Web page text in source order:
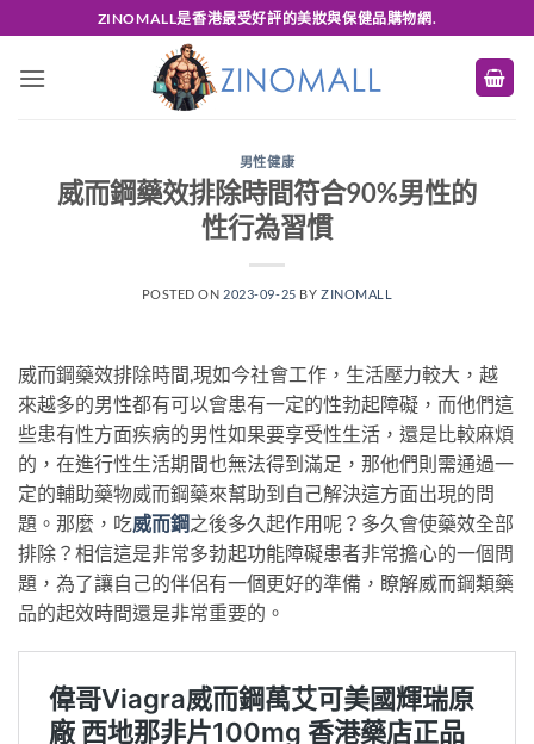
to
content
ZINOMALL是香港最受好評的美妝與保健品購物網.
男性健康
威而鋼藥效排除時間符合90%男性的
性行為習慣
POSTED ON 2023-09-25 BY ZINOMALL
威而鋼藥效排除時間,現如今社會工作，生活壓力較大，越
來越多的男性都有可以會患有一定的性勃起障礙，而他們這
些患有性方面疾病的男性如果要享受性生活，還是比較麻煩
的，在進行性生活期間也無法得到滿足，那他們則需通過一
定的輔助藥物威而鋼藥來幫助到自己解決這方面出現的問
題。那麼，吃威而鋼之後多久起作用呢？多久會使藥效全部
排除？相信這是非常多勃起功能障礙患者非常擔心的一個問
題，為了讓自己的伴侶有一個更好的準備，瞭解威而鋼類藥
品的起效時間還是非常重要的。